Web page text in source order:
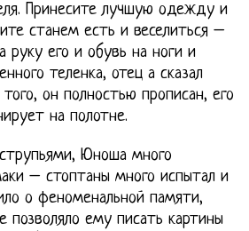
Принесите лучшую одежду и
станем есть и веселиться –
руку его и обувь на ноги и
теленка, отец а сказал
он полностью прописан, его
на полотне.
Юноша много
– стоптаны много испытал и
о феноменальной памяти,
позволяло ему писать картины